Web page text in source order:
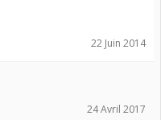
22 Juin 2014
24 Avril 2017